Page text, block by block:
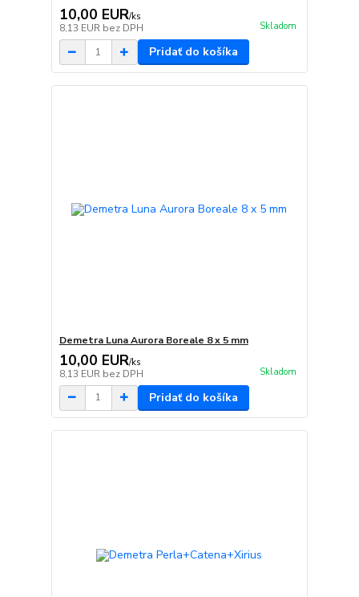
10,00 EUR/ks
8,13 EUR bez DPH Skladom
Pridať do košíka
Demetra Luna Aurora Boreale 8 x 5 mm
10,00 EUR/ks
8,13 EUR bez DPH Skladom
Pridať do košíka